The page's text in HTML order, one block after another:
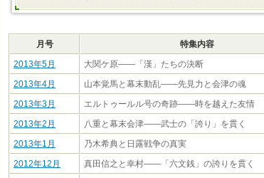
月号 特集内容
2013年5月
大関ケ原――「漢」たちの決断
2013年4月
山本覚馬と幕末動乱――先見力と会津の魂
2013年3月
エルトゥールル号の奇跡――時を越えた友情
2013年2月
八重と幕末会津――武士の「誇り」を貫く
2013年1月
乃木希典と日露戦争の真実
2012年12月
真田信之と幸村――「六文銭」の誇りを貫く